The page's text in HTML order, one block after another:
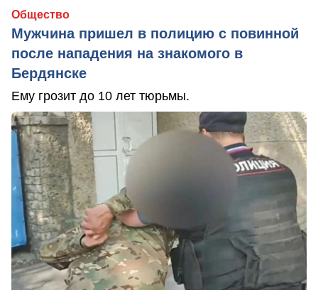
Общество
Мужчина пришел в полицию с повинной
после нападения на знакомого в
Бердянске
Ему грозит до 10 лет тюрьмы.